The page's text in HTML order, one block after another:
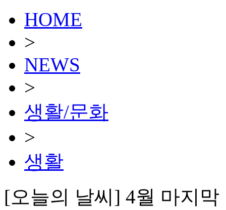
HOME
>
NEWS
>
생활/문화
>
생활
[오늘의 날씨] 4월 마지